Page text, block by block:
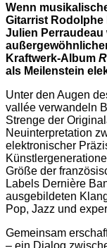
Wenn
Gitarrist
Julien
Kraftwerk-Album
als Meilenstein
Unter den Augen
vallée verwandeln
Strenge der
Neuinterpretation
elektronischer
Größe der
Labels Dernière
ausgebildeten
Pop, Jazz und
Gemeinsam
– ein Dialog